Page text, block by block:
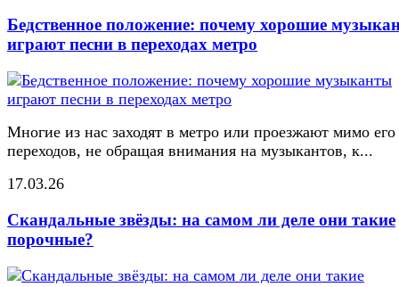
Бедственное положение: почему хорошие
играют песни в переходах метро
Многие из нас заходят в метро или проезжают мимо его
переходов, не обращая внимания на музыкантов, к...
17.03.26
Скандальные звёзды: на самом ли деле они такие
порочные?